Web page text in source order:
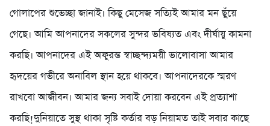
গোলাপের শুভেচ্ছা জানাই। কিছু মেসেজ সত্যিই আমার মন ছুঁয়ে
গেছে। আমি আপনাদের সকলের সুন্দর ভবিষ্যত এবং দীর্ঘায়ু কামনা
করছি। আপনাদের এই অফুরন্ত স্বাচ্ছন্দ্যময়ী ভালোবাসা আমার
হৃদয়ের গভীরে অনাবিল স্থান হয়ে থাকবে। আপনাদেরকে স্মরণ
রাখবো আজীবন। আমার জন্য সবাই দোয়া করবেন এই প্রত্যাশা
করছি!দুনিয়াতে সুস্থ থাকা সৃষ্টি কর্তার বড় নিয়ামত তাই সবার কাছে